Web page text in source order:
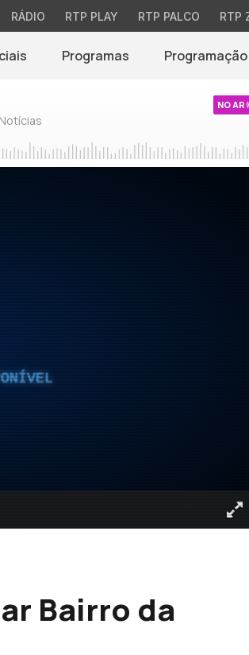
RÁDIO RTP PLAY RTP PALCO RTP
Programas Programação
NO AR
Bairro da